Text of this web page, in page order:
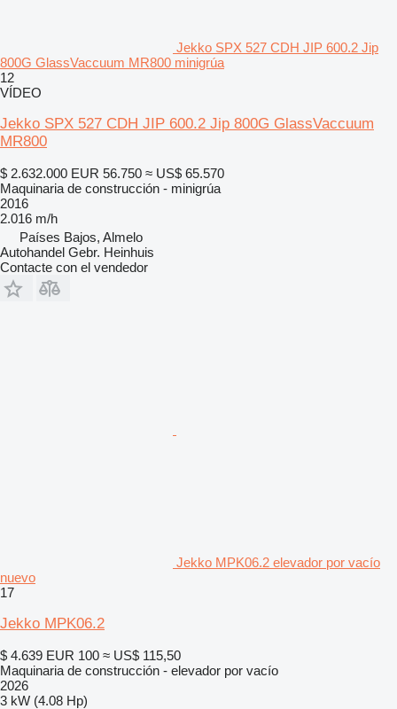
Jekko SPX 527 CDH JIP 600.2 Jip
800G GlassVaccuum MR800 minigrúa
12
VÍDEO
Jekko SPX 527 CDH JIP 600.2 Jip 800G GlassVaccuum
MR800
$ 2.632.000 EUR 56.750 ≈ US$ 65.570
Maquinaria de construcción - minigrúa
2016
2.016 m/h
Países Bajos, Almelo
Autohandel Gebr. Heinhuis
Contacte con el vendedor
Jekko MPK06.2 elevador por vacío
nuevo
17
Jekko MPK06.2
$ 4.639 EUR 100 ≈ US$ 115,50
Maquinaria de construcción - elevador por vacío
2026
3 kW (4.08 Hp)